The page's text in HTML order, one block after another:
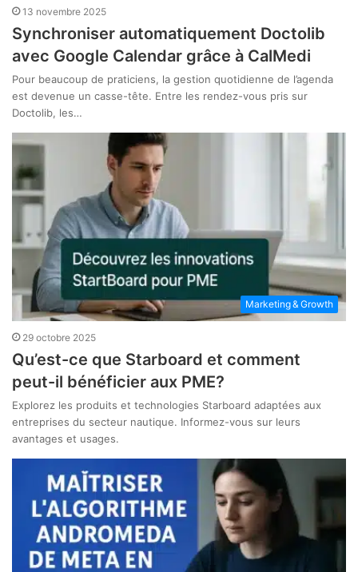
13 novembre 2025
Synchroniser automatiquement Doctolib
avec Google Calendar grâce à CalMedi
Pour beaucoup de praticiens, la gestion quotidienne de l’agenda
est devenue un casse-tête. Entre les rendez-vous pris sur
Doctolib, les…
Marketing & Growth
29 octobre 2025
Qu’est-ce que Starboard et comment
peut-il bénéficier aux PME?
Explorez les produits et technologies Starboard adaptées aux
entreprises du secteur nautique. Informez-vous sur leurs
avantages et usages.